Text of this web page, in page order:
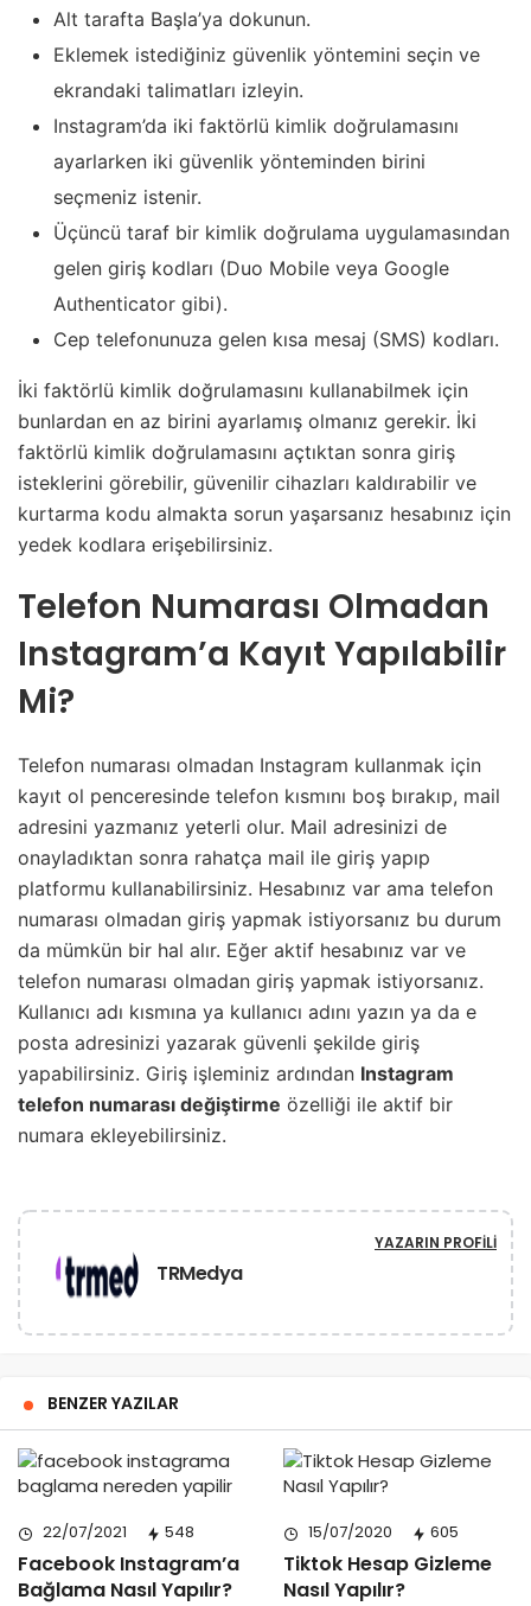
Alt tarafta Başla’ya dokunun.
Eklemek istediğiniz güvenlik yöntemini seçin ve
ekrandaki talimatları izleyin.
Instagram’da iki faktörlü kimlik doğrulamasını
ayarlarken iki güvenlik yönteminden birini
seçmeniz istenir.
Üçüncü taraf bir kimlik doğrulama uygulamasından
gelen giriş kodları (Duo Mobile veya Google
Authenticator gibi).
Cep telefonunuza gelen kısa mesaj (SMS) kodları.
İki faktörlü kimlik doğrulamasını kullanabilmek için
bunlardan en az birini ayarlamış olmanız gerekir. İki
faktörlü kimlik doğrulamasını açtıktan sonra giriş
isteklerini görebilir, güvenilir cihazları kaldırabilir ve
kurtarma kodu almakta sorun yaşarsanız hesabınız için
yedek kodlara erişebilirsiniz.
Telefon Numarası Olmadan
Instagram’a Kayıt Yapılabilir
Mi?
Telefon numarası olmadan Instagram kullanmak için
kayıt ol penceresinde telefon kısmını boş bırakıp, mail
adresini yazmanız yeterli olur. Mail adresinizi de
onayladıktan sonra rahatça mail ile giriş yapıp
platformu kullanabilirsiniz. Hesabınız var ama telefon
numarası olmadan giriş yapmak istiyorsanız bu durum
da mümkün bir hal alır. Eğer aktif hesabınız var ve
telefon numarası olmadan giriş yapmak istiyorsanız.
Kullanıcı adı kısmına ya kullanıcı adını yazın ya da e
posta adresinizi yazarak güvenli şekilde giriş
yapabilirsiniz. Giriş işleminiz ardından Instagram
telefon numarası değiştirme özelliği ile aktif bir
numara ekleyebilirsiniz.
TRMedya
YAZARIN PROFILI
BENZER YAZILAR
22/07/2021 548
Facebook Instagram’a
Bağlama Nasıl Yapılır?
15/07/2020 605
Tiktok Hesap Gizleme
Nasıl Yapılır?